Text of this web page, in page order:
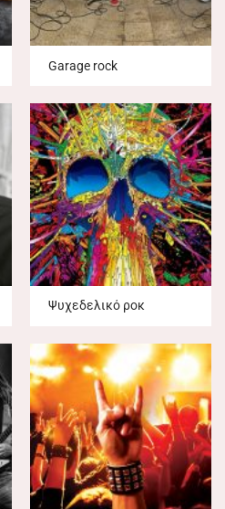
Garage rock
Ψυχεδελικό ροκ